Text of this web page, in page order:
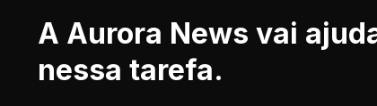
A Aurora News vai
nessa tarefa.